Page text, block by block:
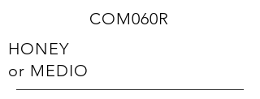
COM060R
HONEY
or MEDIO